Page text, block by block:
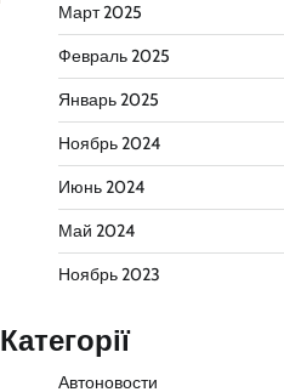
Март 2025
Февраль 2025
Январь 2025
Ноябрь 2024
Июнь 2024
Май 2024
Ноябрь 2023
Категорії
Автоновости